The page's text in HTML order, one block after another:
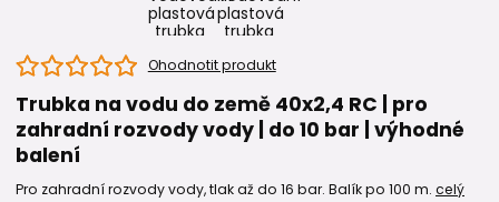
Ohodnotit produkt
Trubka na vodu do země 40x2,4 RC | pro
zahradní rozvody vody | do 10 bar | výhodné
balení
Pro zahradní rozvody vody, tlak až do 16 bar. Balík po 100 m. celý